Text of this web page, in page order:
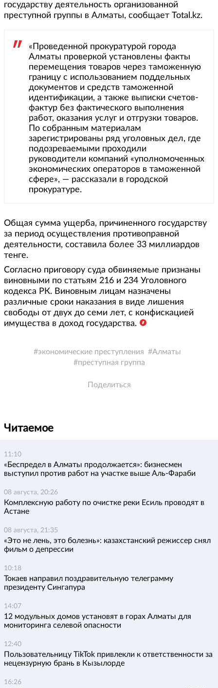
государству деятельность организованной
преступной группы в Алматы, сообщает Total.kz.
«Проведенной прокуратурой города
Алматы проверкой установлены факты
перемещения товаров через таможенную
границу с использованием поддельных
документов и средств таможенной
идентификации, а также выписки счетов-
фактур без фактического выполнения
работ, оказания услуг и отгрузки товаров.
По собранным материалам
зарегистрированы ряд уголовных дел, где
подозреваемыми проходили
руководители компаний «уполномоченных
экономических операторов в таможенной
сфере», — рассказали в городской
прокуратуре.
Общая сумма ущерба, причиненного государству
за период осуществления противоправной
деятельности, составила более 33 миллиардов
тенге.
Согласно приговору суда обвиняемые признаны
виновными по статьям 216 и 234 Уголовного
кодекса РК. Виновным лицам назначены
различные сроки наказания в виде лишения
свободы от двух до семи лет, с конфискацией
имущества в доход государства.
экономические преступления
Алматы
преступная группа
Поделиться
Читаемое
11:10
«Беспредел в Алматы продолжается»: бизнесмен
выступил против работ на участке выше Аль-Фараби
08 августа, 20:26
Комплексную работу по очистке реки Есиль проводят в
Астане
08 августа, 21:35
«Это не лень, это болезнь»: казахстанский режиссер снял
фильм о депрессии
10:18
Токаев направил поздравительную телеграмму
президенту Сингапура
14:07
12 модульных домов установят в горах Алматы для
мониторинга селевой опасности
12:40
Пользовательницу TikTok привлекли к ответственности за
нецензурную брань в Кызылорде
16:26